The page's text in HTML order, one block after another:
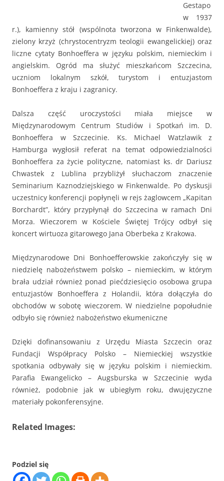
Gestapo
w 1937
r.), kamienny stół (wspólnota tworzona w Finkenwalde),
zielony krzyż (chrystocentryzm teologii ewangelickiej) oraz
liczne cytaty Bonhoeffera w języku polskim, niemieckim i
angielskim. Ogród ma służyć mieszkańcom Szczecina,
uczniom lokalnym szkół, turystom i entuzjastom
Bonhoeffera z kraju i zagranicy.
Dalsza część uroczystości miała miejsce w
Międzynarodowym Centrum Studiów i Spotkań im. D.
Bonhoeffera w Szczecinie. Ks. Michael Watzlawik z
Hamburga wygłosił referat na temat odpowiedzialności
Bonhoeffera za życie polityczne, natomiast ks. dr Dariusz
Chwastek z Lublina przybliżył słuchaczom znaczenie
Seminarium Kaznodziejskiego w Finkenwalde. Po dyskusji
uczestnicy konferencji popłynęli w rejs żaglowcem „Kapitan
Borchardt”, który przypłynął do Szczecina w ramach Dni
Morza. Wieczorem w Kościele Świętej Trójcy odbył się
koncert wirtuoza gitarowego Jana Oberbeka z Krakowa.
Międzynarodowe Dni Bonhoefferowskie zakończyły się w
niedzielę nabożeństwem polsko – niemieckim, w którym
brała udział również ponad piećdziesięcio osobowa grupa
entuzjastów Bonhoeffera z Holandii, która dołączyła do
obchodów w sobotę wieczorem. W niedzielne popołudnie
odbyło się również nabożeństwo ekumeniczne
Dzięki dofinansowaniu z Urzędu Miasta Szczecin oraz
Fundacji Współpracy Polsko – Niemieckiej wszystkie
spotkania odbywały się w języku polskim i niemieckim.
Parafia Ewangelicko – Augsburska w Szczecinie wyda
również, podobnie jak w ubiegłym roku, dwujęzyczne
materiały pokonferensyjne.
Related Images:
Podziel się